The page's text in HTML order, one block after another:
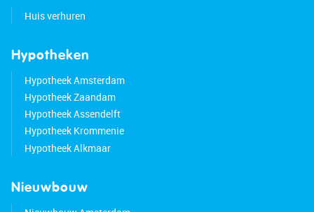
Huis verhuren
Hypotheken
Hypotheek Amsterdam
Hypotheek Zaandam
Hypotheek Assendelft
Hypotheek Krommenie
Hypotheek Alkmaar
Nieuwbouw